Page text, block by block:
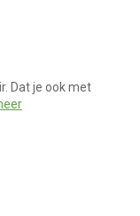
Dat je ook met